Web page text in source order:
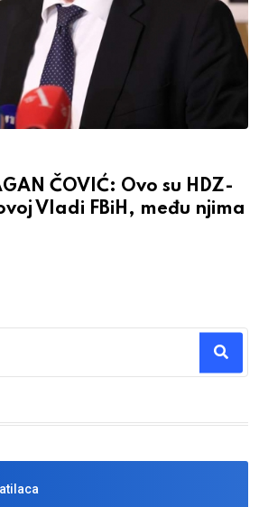
ČOVIĆ: Ovo su HDZ-
Vladi FBiH, među njima
for results.